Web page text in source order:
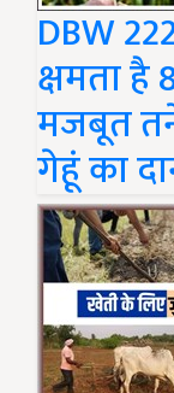
DBW
क्षमता है
मजबूत
गेहूं का